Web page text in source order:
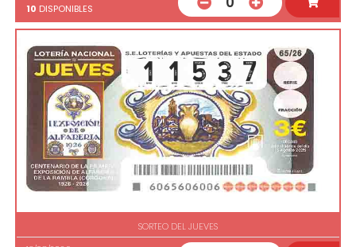
10 DISPONIBLES
SORTEO DEL JUEVES